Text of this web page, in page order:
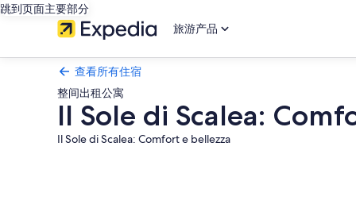
跳到页面主要部分
旅游产品
查看所有住宿
整间出租公寓
Il Sole di Scalea:
Il Sole di Scalea: Comfort e bellezza